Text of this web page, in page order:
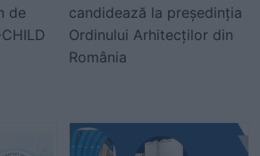
de
candidează la președinția
Ordinului Arhitecților din
România